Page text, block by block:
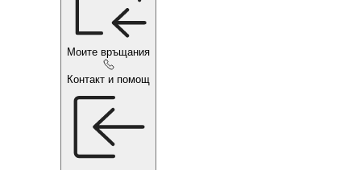
Моите връщания
Контакт и помощ